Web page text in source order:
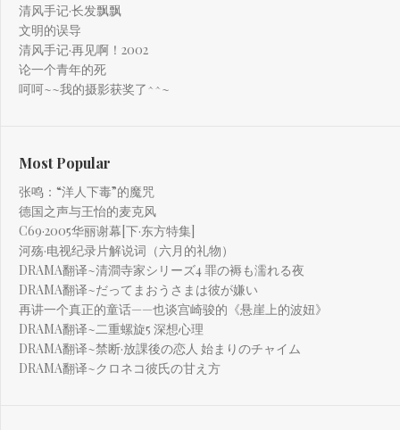
清风手记·长发飘飘
文明的误导
清风手记·再见啊！2002
论一个青年的死
呵呵~~我的摄影获奖了^^~
Most Popular
张鸣：“洋人下毒”的魔咒
德国之声与王怡的麦克风
C69·2005华丽谢幕[下·东方特集]
河殇·电视纪录片解说词（六月的礼物）
DRAMA翻译~清澗寺家シリーズ4 罪の褥も濡れる夜
DRAMA翻译~だってまおうさまは彼が嫌い
再讲一个真正的童话——也谈宫崎骏的《悬崖上的波妞》
DRAMA翻译~二重螺旋5 深想心理
DRAMA翻译~禁断·放課後の恋人 始まりのチャイム
DRAMA翻译~クロネコ彼氏の甘え方